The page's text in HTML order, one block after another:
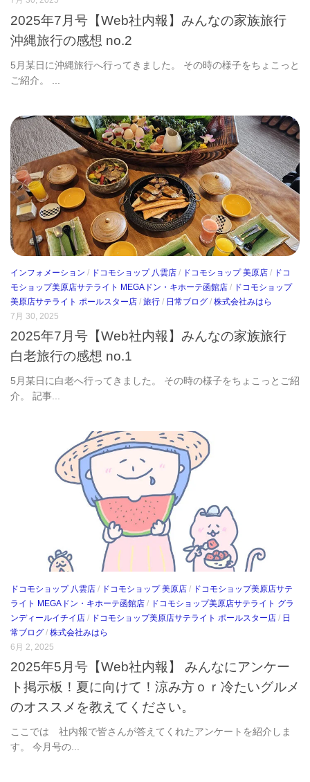
2025年7月号【Web社内報】みんなの家族旅行
沖縄旅行の感想 no.2
5月某日に沖縄旅行へ行ってきました。 その時の様子をちょこっと
ご紹介。 ...
インフォメーション / ドコモショップ 八雲店 / ドコモショップ 美原店 / ドコ
モショップ美原店サテライト MEGAドン・キホーテ函館店 / ドコモショップ
美原店サテライト ポールスター店 / 旅行 / 日常ブログ / 株式会社みはら
7月 30, 2025
2025年7月号【Web社内報】みんなの家族旅行
白老旅行の感想 no.1
5月某日に白老へ行ってきました。 その時の様子をちょこっとご紹
介。 記事...
ドコモショップ 八雲店 / ドコモショップ 美原店 / ドコモショップ美原店サテ
ライト MEGAドン・キホーテ函館店 / ドコモショップ美原店サテライト グラ
ンディールイチイ店 / ドコモショップ美原店サテライト ポールスター店 / 日
常ブログ / 株式会社みはら
6月 2, 2025
2025年5月号【Web社内報】 みんなにアンケー
ト掲示板！夏に向けて！涼み方ｏｒ冷たいグルメ
のオススメを教えてください。
ここでは 社内報で皆さんが答えてくれたアンケートを紹介しま
す。 今月号の...